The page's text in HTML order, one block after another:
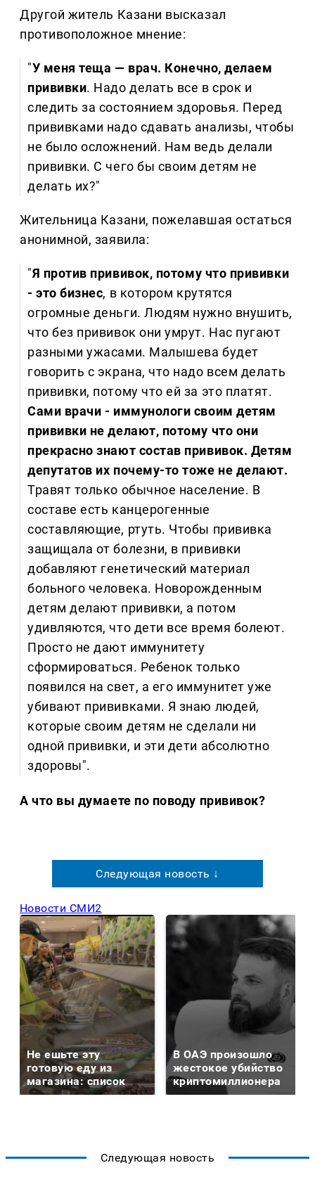
Другой житель Казани высказал
противоположное мнение:
"У меня теща — врач. Конечно, делаем
прививки. Надо делать все в срок и
следить за состоянием здоровья. Перед
прививками надо сдавать анализы, чтобы
не было осложнений. Нам ведь делали
прививки. С чего бы своим детям не
делать их?"
Жительница Казани, пожелавшая остаться
анонимной, заявила:
"Я против прививок, потому что прививки
- это бизнес, в котором крутятся
огромные деньги. Людям нужно внушить,
что без прививок они умрут. Нас пугают
разными ужасами. Малышева будет
говорить с экрана, что надо всем делать
прививки, потому что ей за это платят.
Сами врачи - иммунологи своим детям
прививки не делают, потому что они
прекрасно знают состав прививок. Детям
депутатов их почему-то тоже не делают.
Травят только обычное население. В
составе есть канцерогенные
составляющие, ртуть. Чтобы прививка
защищала от болезни, в прививки
добавляют генетический материал
больного человека. Новорожденным
детям делают прививки, а потом
удивляются, что дети все время болеют.
Просто не дают иммунитету
сформироваться. Ребенок только
появился на свет, а его иммунитет уже
убивают прививками. Я знаю людей,
которые своим детям не сделали ни
одной прививки, и эти дети абсолютно
здоровы".
А что вы думаете по поводу прививок?
Следующая новость ↓
Новости СМИ2
Не ешьте эту
готовую еду из
магазина: список
В ОАЭ произошло
жестокое убийство
криптомиллионера
Следующая новость